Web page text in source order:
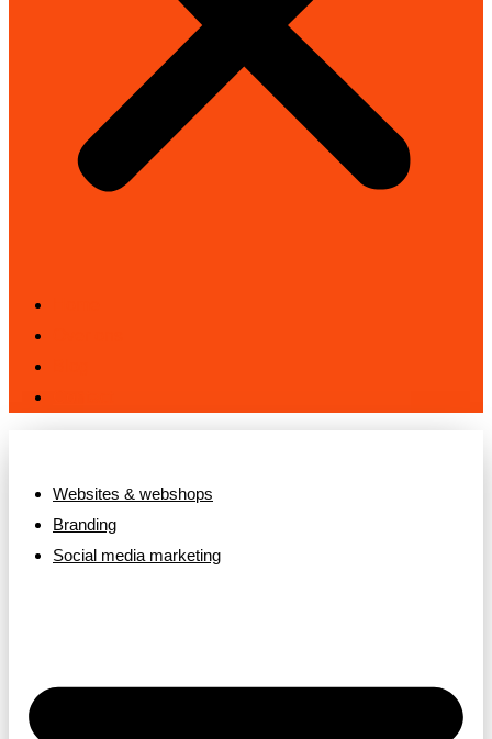
Websites & webshops
Branding
Social media marketing